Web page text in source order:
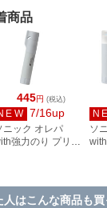
商品
445円 (税込)
7/16up
ニック オレパ
強力のり プリン
ソ
人はこんな商品も